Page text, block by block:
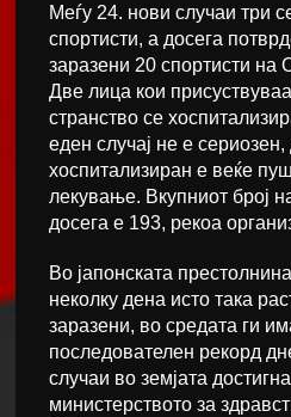
Меѓу 24. нови случаи три
спортисти, а досега
заразени 20 спортисти на
Две лица кои
странство се
еден случај не е сериозен,
хоспитализиран е веќе
лекување. Вкупниот број
досега е 193, рекоа
Во јапонската
неколку дена исто така
заразени, во средата ги
последователен рекорд
случаи во земјата
министерството за